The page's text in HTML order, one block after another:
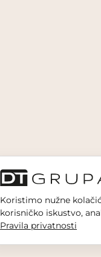
Koristimo nužne
korisničko iskustvo,
Pravila privatnosti